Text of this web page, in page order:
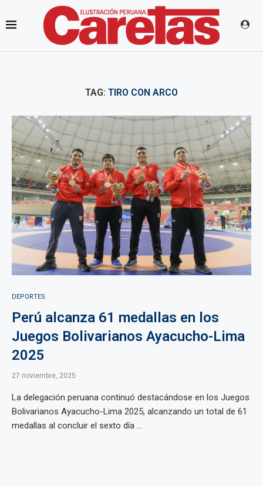
TAG: TIRO CON ARCO
DEPORTES
Perú alcanza 61 medallas en los
Juegos Bolivarianos Ayacucho-Lima
2025
27 noviembre, 2025
La delegación peruana continuó destacándose en los Juegos
Bolivarianos Ayacucho-Lima 2025, alcanzando un total de 61
medallas al concluir el sexto día ...